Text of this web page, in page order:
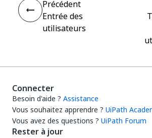
Précédent
Entrée des
utilisateurs
Connecter
Besoin d'aide ? Assistance
Vous souhaitez apprendre ? UiPath
Vous avez des questions ? UiPath Forum
Rester à jour